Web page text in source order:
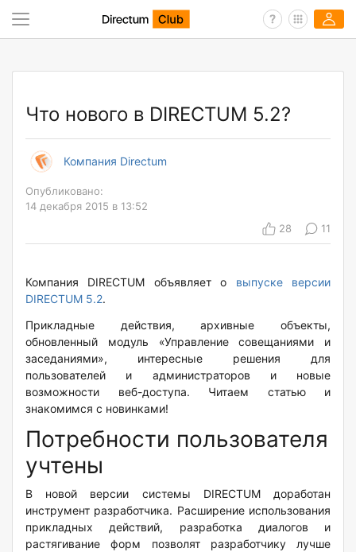
Что нового в DIRECTUM 5.2?
Компания Directum
Опубликовано:
14 декабря 2015 в 13:52
28
11
Компания DIRECTUM объявляет о выпуске версии
DIRECTUM 5.2.
Прикладные действия, архивные объекты,
обновленный модуль «Управление совещаниями и
заседаниями», интересные решения для
пользователей и администраторов и новые
возможности веб-доступа. Читаем статью и
знакомимся с новинками!
Потребности пользователя
учтены
В новой версии системы DIRECTUM доработан
инструмент разработчика. Расширение использования
прикладных действий, разработка диалогов и
растягивание форм позволят разработчику лучше